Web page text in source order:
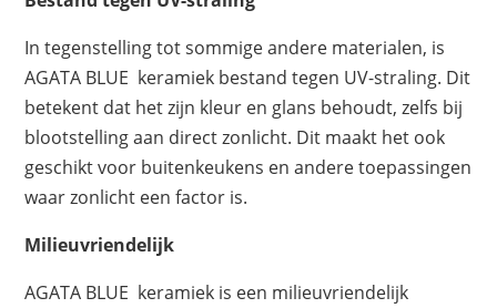
In tegenstelling tot sommige andere materialen, is
AGATA BLUE keramiek bestand tegen UV-straling. Dit
betekent dat het zijn kleur en glans behoudt, zelfs bij
blootstelling aan direct zonlicht. Dit maakt het ook
geschikt voor buitenkeukens en andere toepassingen
waar zonlicht een factor is.
Milieuvriendelijk
AGATA BLUE keramiek is een milieuvriendelijk